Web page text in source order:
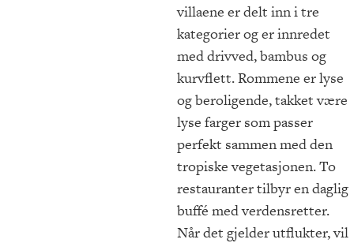
villaene er delt inn i tre
kategorier og er innredet
med drivved, bambus og
kurvflett. Rommene er lyse
og beroligende, takket være
lyse farger som passer
perfekt sammen med den
tropiske vegetasjonen. To
restauranter tilbyr en daglig
buffé med verdensretter.
Når det gjelder utflukter, vil